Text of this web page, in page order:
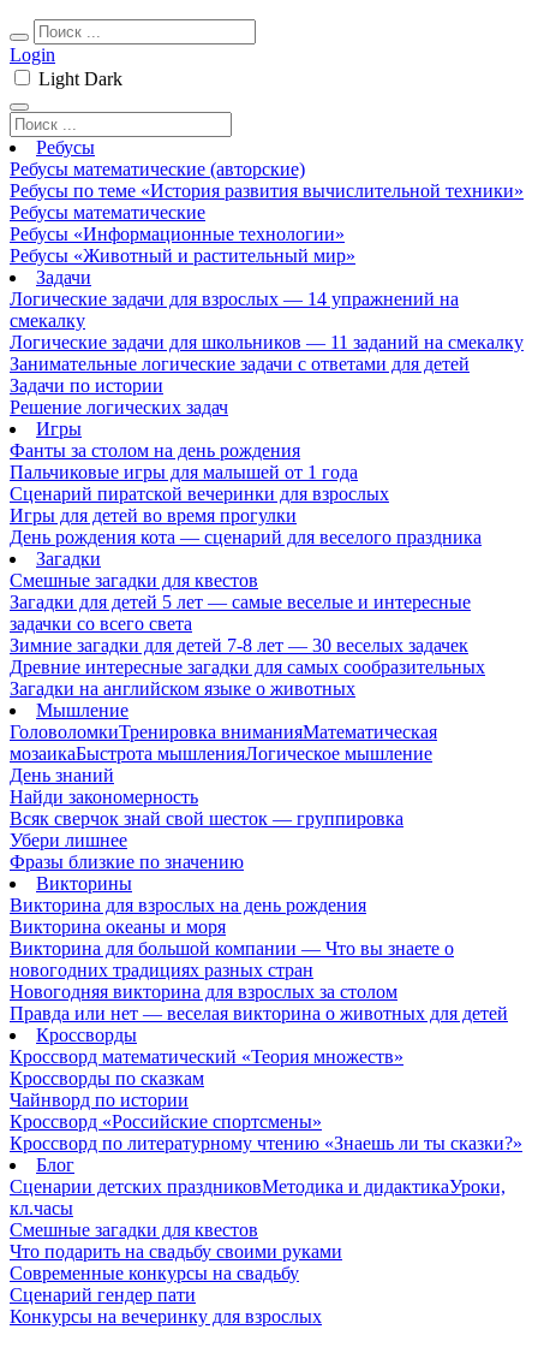
Login
Light Dark
Ребусы
Ребусы математические (авторские)
Ребусы по теме «История развития вычислительной техники»
Ребусы математические
Ребусы «Информационные технологии»
Ребусы «Животный и растительный мир»
Задачи
Логические задачи для взрослых — 14 упражнений на
смекалку
Логические задачи для школьников — 11 заданий на смекалку
Занимательные логические задачи с ответами для детей
Задачи по истории
Решение логических задач
Игры
Фанты за столом на день рождения
Пальчиковые игры для малышей от 1 года
Сценарий пиратской вечеринки для взрослых
Игры для детей во время прогулки
День рождения кота — сценарий для веселого праздника
Загадки
Смешные загадки для квестов
Загадки для детей 5 лет — самые веселые и интересные
задачки со всего света
Зимние загадки для детей 7-8 лет — 30 веселых задачек
Древние интересные загадки для самых сообразительных
Загадки на английском языке о животных
Мышление
ГоловоломкиТренировка вниманияМатематическая
мозаикаБыстрота мышленияЛогическое мышление
День знаний
Найди закономерность
Всяк сверчок знай свой шесток — группировка
Убери лишнее
Фразы близкие по значению
Викторины
Викторина для взрослых на день рождения
Викторина океаны и моря
Викторина для большой компании — Что вы знаете о
новогодних традициях разных стран
Новогодняя викторина для взрослых за столом
Правда или нет — веселая викторина о животных для детей
Кроссворды
Кроссворд математический «Теория множеств»
Кроссворды по сказкам
Чайнворд по истории
Кроссворд «Российские спортсмены»
Кроссворд по литературному чтению «Знаешь ли ты сказки?»
Блог
Сценарии детских праздниковМетодика и дидактикаУроки,
кл.часы
Смешные загадки для квестов
Что подарить на свадьбу своими руками
Современные конкурсы на свадьбу
Сценарий гендер пати
Конкурсы на вечеринку для взрослых